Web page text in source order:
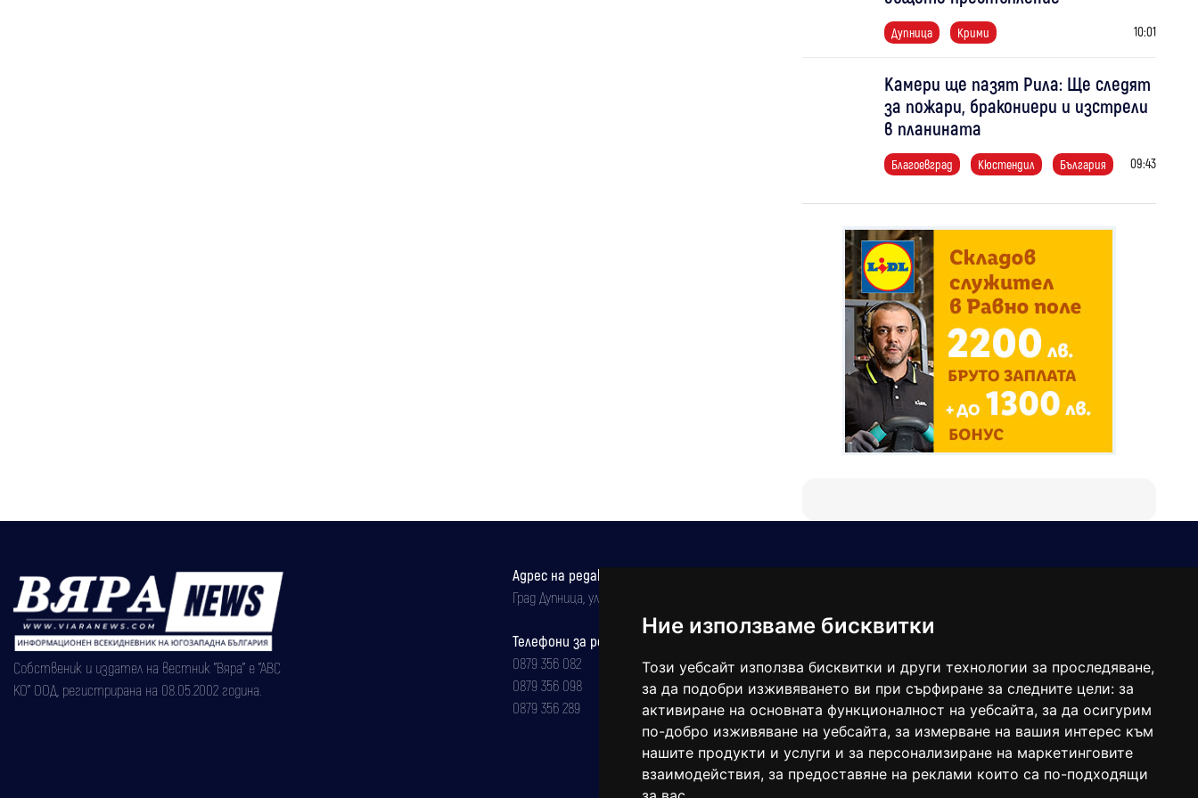
Ние използваме бисквитки
Този уебсайт използва бисквитки и други технологии за проследяване,
за да подобри изживяването ви при сърфиране за следните цели: за
активиране на основната функционалност на уебсайта, за да осигурим
по-добро изживяване на уебсайта, за измерване на вашия интерес към
нашите продукти и услуги и за персонализиране на маркетинговите
взаимодействия, за предоставяне на реклами които са по-подходящи
Дупница Крими 10:01
Камери ще пазят Рила: Ще следят
за пожари, бракониери и изстрели
в планината
Благоевград Кюстендил България 09:43
Собственик и издател на вестник "Вяра" е "АВС
КО" ООД, регистрирана на 08.05.2002 година.
Адрес на редакцията
Град Дупница, ул.''Христо Ботев" 43
Телефони за реклама и абонаменти
0879 356 082
0879 356 098
0879 356 289
balgarkanews@gmail.com